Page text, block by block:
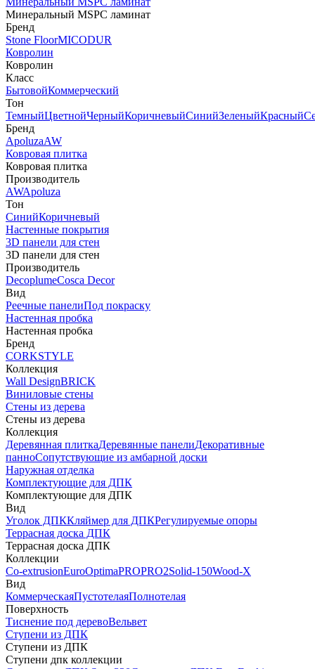
Минеральный MSPC ламинат
Бренд
Stone FloorMICODUR
Ковролин
Ковролин
Класс
БытовойКоммерческий
Тон
ТемныйЦветнойЧерныйКоричневыйСинийЗеленыйКрасный
Бренд
ApoluzaAW
Ковровая плитка
Ковровая плитка
Производитель
AWApoluza
Тон
СинийКоричневый
Настенные покрытия
3D панели для стен
3D панели для стен
Производитель
DecoplumeCosca Decor
Вид
Реечные панелиПод покраску
Настенная пробка
Настенная пробка
Бренд
CORKSTYLE
Коллекция
Wall DesignBRICK
Виниловые стены
Стены из дерева
Стены из дерева
Коллекция
Деревянная плиткаДеревянные панелиДекоративные
панноСопутствующие из амбарной доски
Наружная отделка
Комплектующие для ДПК
Комплектующие для ДПК
Вид
Уголок ДПККляймер для ДПКРегулируемые опоры
Террасная доска ДПК
Террасная доска ДПК
Коллекции
Co-extrusionEuroOptimaPROPRO2Solid-150Wood-X
Вид
КоммерческаяПустотелаяПолнотелая
Поверхность
Тиснение под деревоВельвет
Ступени из ДПК
Ступени из ДПК
Ступени дпк коллекции